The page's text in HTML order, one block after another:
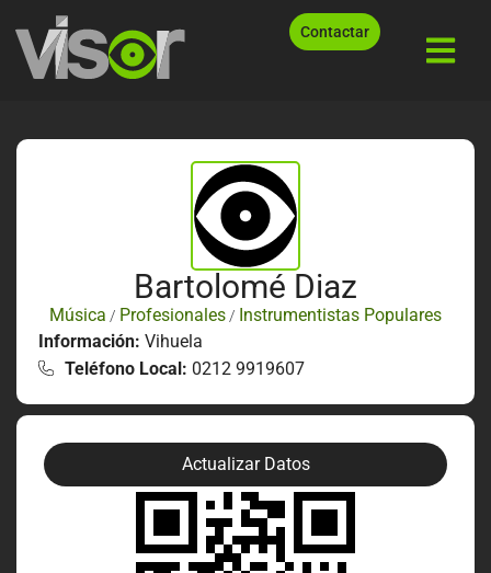
Contactar
Bartolomé Diaz
Música / Profesionales / Instrumentistas Populares
Información: Vihuela
Teléfono Local: 0212 9919607
Actualizar Datos